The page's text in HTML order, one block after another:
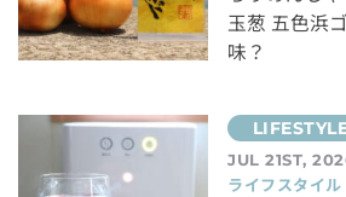
玉葱 五色浜
味？
JUL 21ST,
ライフスタイル